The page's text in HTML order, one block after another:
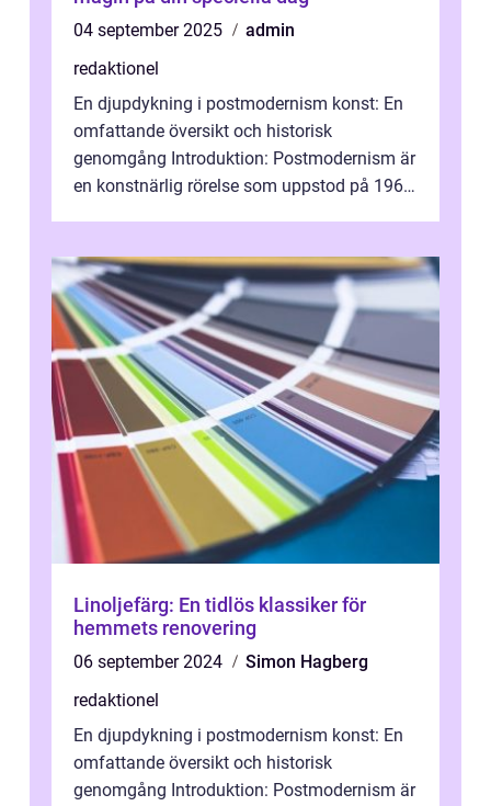
04 september 2025
admin
redaktionel
En djupdykning i postmodernism konst: En
omfattande översikt och historisk
genomgång Introduktion: Postmodernism är
en konstnärlig rörelse som uppstod på 1960-
Linoljefärg: En tidlös klassiker för
hemmets renovering
06 september 2024
Simon Hagberg
redaktionel
En djupdykning i postmodernism konst: En
omfattande översikt och historisk
genomgång Introduktion: Postmodernism är